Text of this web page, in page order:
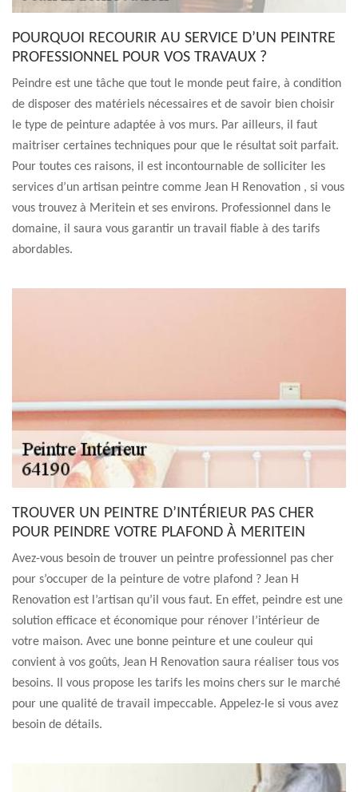
POURQUOI RECOURIR AU SERVICE D’UN PEINTRE
PROFESSIONNEL POUR VOS TRAVAUX ?
Peindre est une tâche que tout le monde peut faire, à condition
de disposer des matériels nécessaires et de savoir bien choisir
le type de peinture adaptée à vos murs. Par ailleurs, il faut
maitriser certaines techniques pour que le résultat soit parfait.
Pour toutes ces raisons, il est incontournable de solliciter les
services d’un artisan peintre comme Jean H Renovation , si vous
vous trouvez à Meritein et ses environs. Professionnel dans le
domaine, il saura vous garantir un travail fiable à des tarifs
abordables.
TROUVER UN PEINTRE D’INTÉRIEUR PAS CHER
POUR PEINDRE VOTRE PLAFOND À MERITEIN
Avez-vous besoin de trouver un peintre professionnel pas cher
pour s’occuper de la peinture de votre plafond ? Jean H
Renovation est l’artisan qu’il vous faut. En effet, peindre est une
solution efficace et économique pour rénover l’intérieur de
votre maison. Avec une bonne peinture et une couleur qui
convient à vos goûts, Jean H Renovation saura réaliser tous vos
besoins. Il vous propose les tarifs les moins chers sur le marché
pour une qualité de travail impeccable. Appelez-le si vous avez
besoin de détails.